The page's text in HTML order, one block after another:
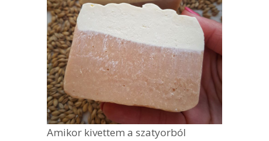
Amikor kivettem a szatyorból